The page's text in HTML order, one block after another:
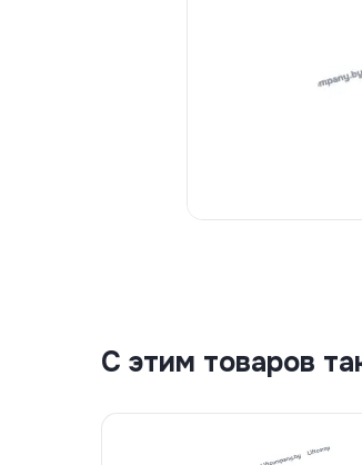
С этим товаров